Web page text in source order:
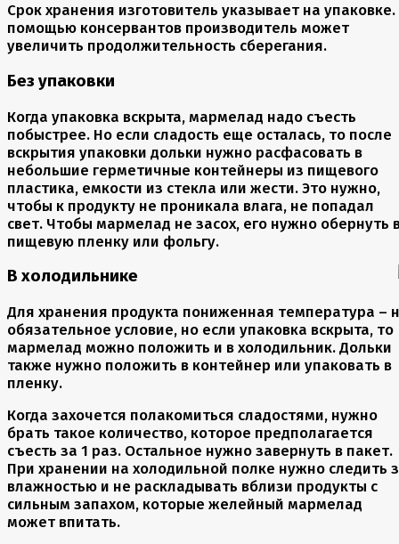
Срок хранения изготовитель указывает на упаковке.
помощью консервантов производитель может
увеличить продолжительность сберегания.
Без упаковки
Когда упаковка вскрыта, мармелад надо съесть
побыстрее. Но если сладость еще осталась, то после
вскрытия упаковки дольки нужно расфасовать в
небольшие герметичные контейнеры из пищевого
пластика, емкости из стекла или жести. Это нужно,
чтобы к продукту не проникала влага, не попадал
свет. Чтобы мармелад не засох, его нужно обернуть
пищевую пленку или фольгу.
В холодильнике
Для хранения продукта пониженная температура –
обязательное условие, но если упаковка вскрыта, то
мармелад можно положить и в холодильник. Дольки
также нужно положить в контейнер или упаковать в
пленку.
Когда захочется полакомиться сладостями, нужно
брать такое количество, которое предполагается
съесть за 1 раз. Остальное нужно завернуть в пакет.
При хранении на холодильной полке нужно следить
влажностью и не раскладывать вблизи продукты с
сильным запахом, которые желейный мармелад
может впитать.